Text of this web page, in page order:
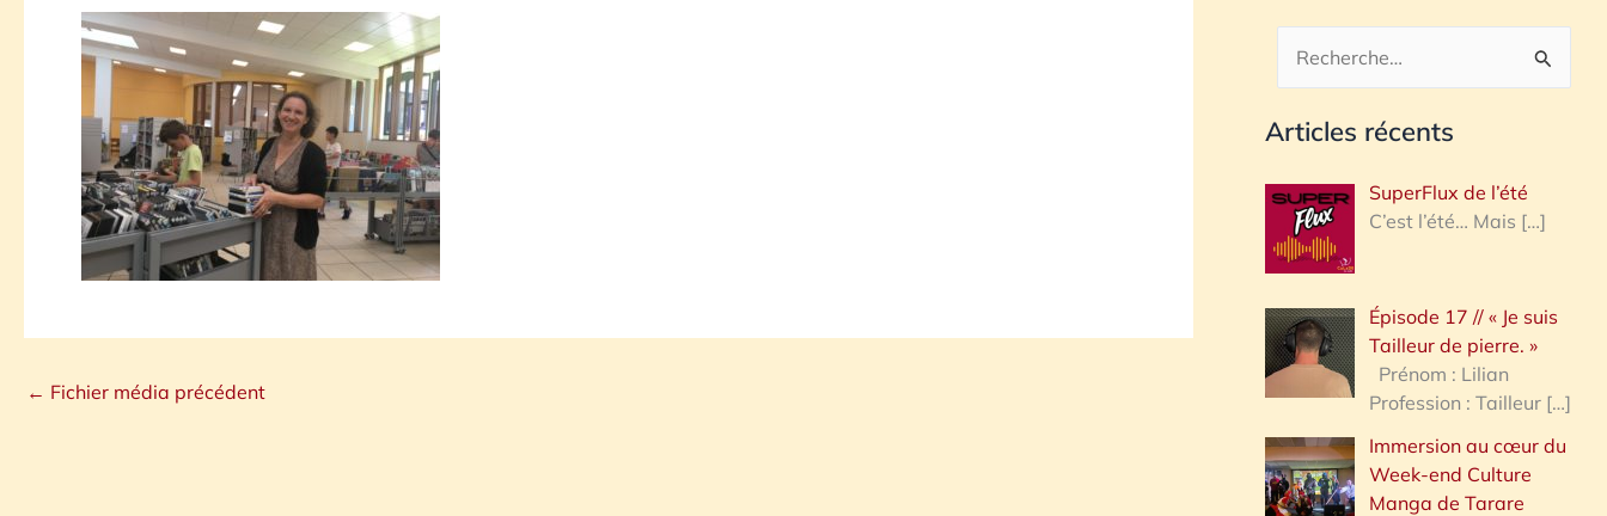
← Fichier média précédent
c
h
r
h
e
:
Articles récents
SuperFlux de l’été
C’est l’été… Mais […]
Épisode 17 // « Je suis
Tailleur de pierre. »
Prénom : Lilian
Profession : Tailleur […]
Immersion au cœur du
Week-end Culture
Manga de Tarare